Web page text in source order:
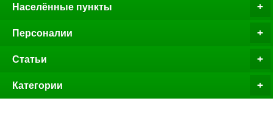
Населённые пункты
Персоналии
Статьи
Категории